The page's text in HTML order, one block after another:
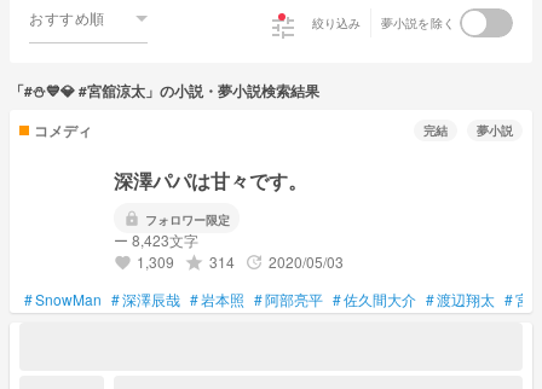
おすすめ順 tune 絞り込み 夢小説を除く
「#⛄💙💎 #宮舘涼太」の小説・夢小説検索結果
コメディ
完結 夢小説
深澤パパは甘々です。
lock フォロワー限定
ー 8,423文字
favorite 1,309 grade 314 update 2020/05/03
#SnowMan #深澤辰哉 #岩本照 #阿部亮平 #佐久間大介 #渡辺翔太 #宮